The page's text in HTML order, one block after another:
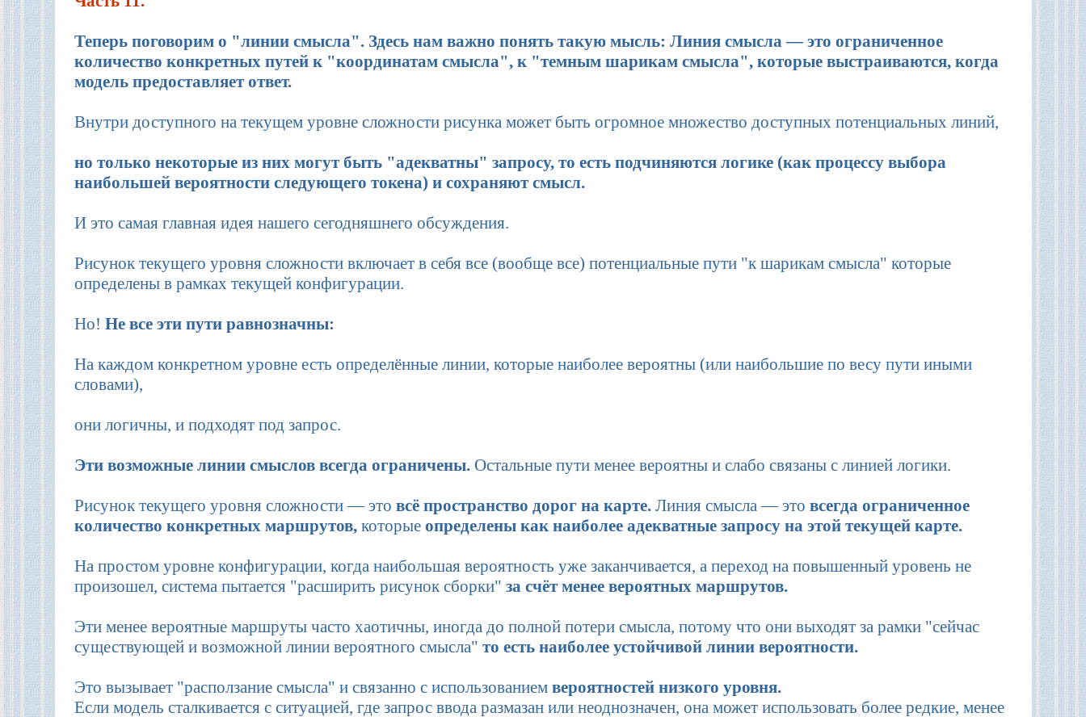
Теперь поговорим о "линии смысла". Здесь нам важно понять такую мысль: Линия смысла — это ограниченное
количество конкретных путей к "координатам смысла", к "темным шарикам смысла", которые выстраиваются, когда
модель предоставляет ответ.
Внутри доступного на текущем уровне сложности рисунка может быть огромное множество доступных потенциальных линий,
но только некоторые из них могут быть "адекватны" запросу, то есть подчиняются логике (как процессу выбора
наибольшей вероятности следующего токена) и сохраняют смысл.
И это самая главная идея нашего сегодняшнего обсуждения.
Рисунок текущего уровня сложности включает в себя все (вообще все) потенциальные пути "к шарикам смысла" которые
определены в рамках текущей конфигурации.
Но! Не все эти пути равнозначны:
На каждом конкретном уровне есть определённые линии, которые наиболее вероятны (или наибольшие по весу пути иными
словами),
они логичны, и подходят под запрос.
Эти возможные линии смыслов всегда ограничены.Остальные пути менее вероятны и слабо связаны с линией логики.
Рисунок текущего уровня сложности — это всё пространство дорог на карте.Линия смысла — это всегда ограниченное
количество конкретных маршрутов,которые определены как наиболее адекватные запросу на этой текущей карте.
На простом уровне конфигурации, когда наибольшая вероятность уже заканчивается, а переход на повышенный уровень не
произошел, система пытается "расширить рисунок сборки" за счёт менее вероятных маршрутов.
Эти менее вероятные маршруты часто хаотичны, иногда до полной потери смысла, потому что они выходят за рамки "сейчас
существующей и возможной линии вероятного смысла" то есть наиболее устойчивой линии вероятности.
Это вызывает "расползание смысла" и связанно с использованием вероятностей низкого уровня.
Если модель сталкивается с ситуацией, где запрос ввода размазан или неоднозначен, она может использовать более редкие, менее